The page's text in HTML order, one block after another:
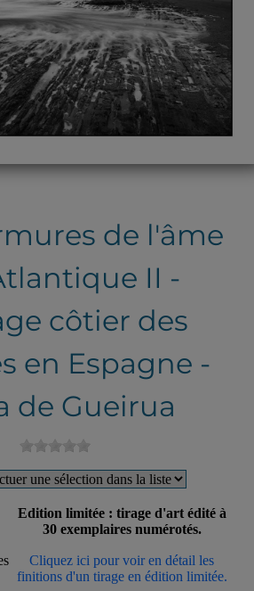
de l'âme
II -
côtier des
en Espagne -
de Gueirua
Edition limitée : tirage d'art édité à
30 exemplaires numérotés.
Cliquez ici pour voir en détail les
finitions d'un tirage en édition limitée.